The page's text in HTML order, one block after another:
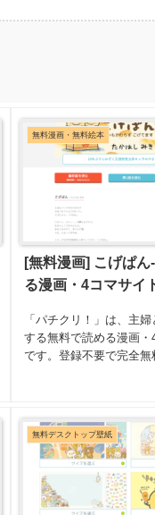
無料漫画・無料絵本
[無料漫画] こげぱ
る漫画・4コマサイ
「パチクリ！」は、主
する無料で読める漫画・
です。登録不要で完全
す。第1話から10話と...
無料デスクトップ壁紙